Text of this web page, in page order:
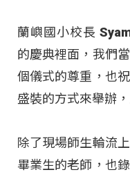
蘭嶼國小校長
的慶典裡面，我們
個儀式的尊重，也
盛裝的方式來舉辦
除了現場師生輪流
畢業生的老師，也